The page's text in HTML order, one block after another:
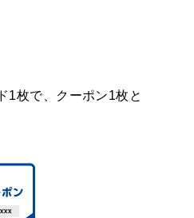
1枚で、クーポン1枚と